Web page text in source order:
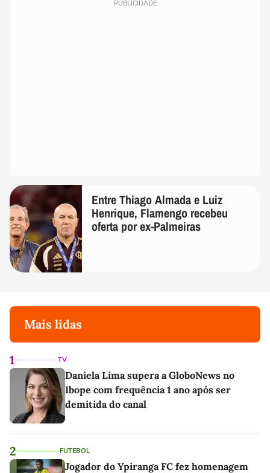
PUBLICIDADE
Entre Thiago Almada e Luiz
Henrique, Flamengo recebeu
oferta por ex-Palmeiras
Mais lidas
1 TV
Daniela Lima supera a GloboNews no
Ibope com frequência 1 ano após ser
demitida do canal
2 FUTEBOL
Jogador do Ypiranga FC fez homenagem